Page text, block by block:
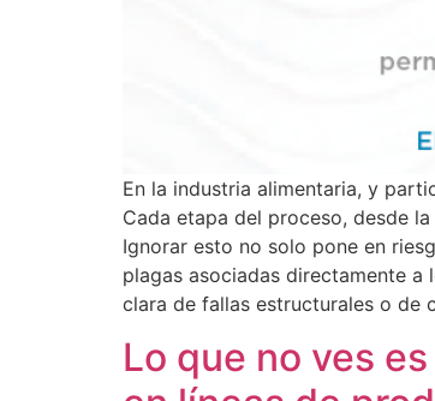
En la industria alimentaria, y
Cada etapa del proceso, desde
Ignorar esto no solo pone en
plagas asociadas directamente a
clara de fallas estructurales o de
Lo que no ves